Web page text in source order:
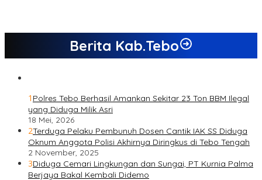
Berita Kab.Tebo
1 Polres Tebo Berhasil Amankan Sekitar 23 Ton BBM Ilegal
yang Diduga Milik Asri
18 Mei, 2026
2Terduga Pelaku Pembunuh Dosen Cantik IAK SS Diduga
Oknum Anggota Polisi Akhirnya Diringkus di Tebo Tengah
2 November, 2025
3Diduga Cemari Lingkungan dan Sungai, PT Kurnia Palma
Berjaya Bakal Kembali Didemo